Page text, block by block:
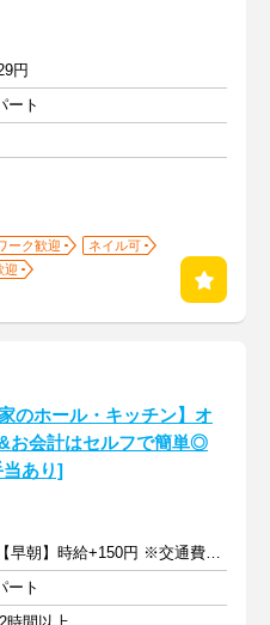
円
ート
ーク歓迎
ネイル可
迎
家のホール・キッチン】オ
お会計はセルフで簡単◎
あり]
時給1200円～【早朝】時給+150円 ※交通費支給
ート